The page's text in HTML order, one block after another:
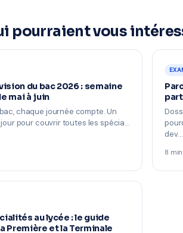
pourraient vous
du bac 2026 : semaine
mai à juin
chaque journée compte. Un
pour couvrir toutes les spécia…
dev…
8
au lycée : le guide
Première et la Terminale